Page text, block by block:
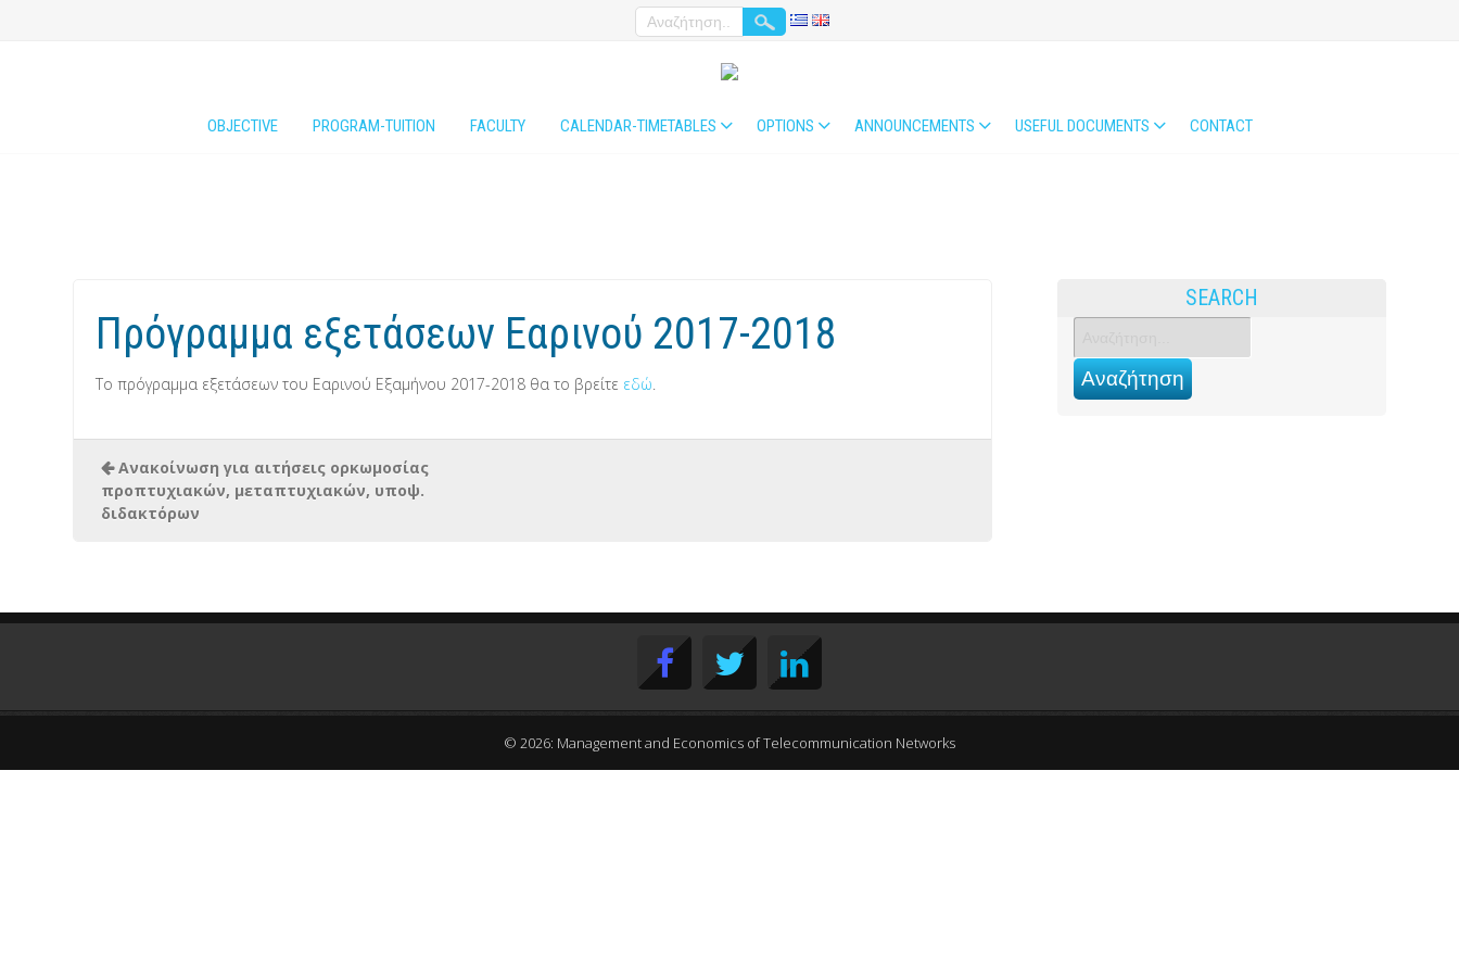
OBJECTIVE PROGRAM-TUITION FACULTY CALENDAR-TIMETABLES OPTIONS ANNOUNCEMENTS USEFUL DOCUMENTS CONTACT
Πρόγραμμα εξετάσεων Εαρινού 2017-2018
Το πρόγραμμα εξετάσεων του Εαρινού Εξαμήνου 2017-2018 θα το βρείτε εδώ.
Ανακοίνωση για αιτήσεις ορκωμοσίας
προπτυχιακών, μεταπτυχιακών, υποψ.
διδακτόρων
SEARCH
© 2026: Management and Economics of Telecommunication Networks